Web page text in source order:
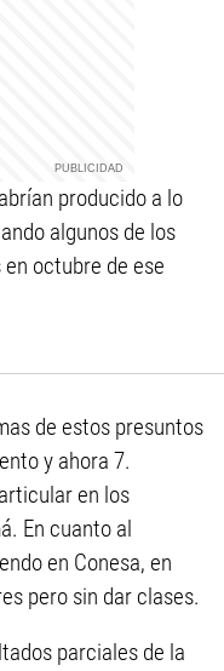
producido a lo
algunos de los
octubre de ese
de estos presuntos
y ahora 7.
en los
En cuanto al
en Conesa, en
pero sin dar clases.
parciales de la